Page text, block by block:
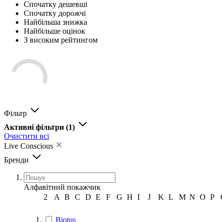
Спочатку дешевші
Спочатку дорожчі
Найбільша знижка
Найбільше оцінок
З високим рейтингом
Фільтр
Активні фільтри (1)
Очистити всі
Live Conscious
Бренди
Алфавітний покажчик
2
A B C D E F G H I J K L M N O P
Biotus